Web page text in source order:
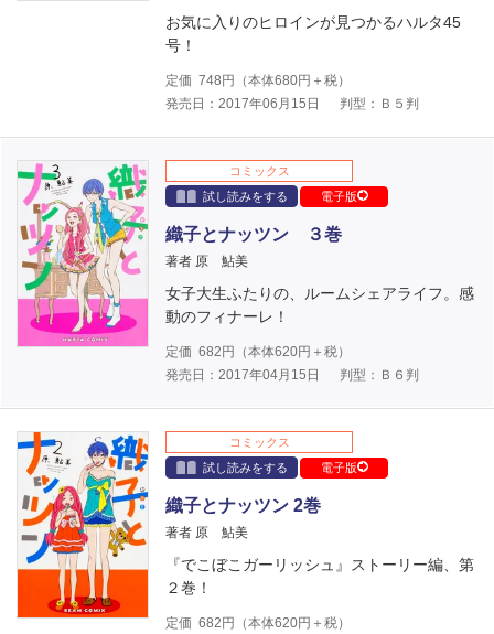
お気に入りのヒロインが見つかるハルタ45
号！
定価 748 円（本体680円＋税）
発売日：2017年06月15日
判型：Ｂ５判
コミックス
試し読みをする
電子版
織子とナッツン ３巻
著者 原 鮎美
女子大生ふたりの、ルームシェアライフ。感
動のフィナーレ！
定価 682 円（本体620円＋税）
発売日：2017年04月15日
判型：Ｂ６判
コミックス
試し読みをする
電子版
織子とナッツン 2巻
著者 原 鮎美
『でこぼこガーリッシュ』ストーリー編、第
２巻！
定価 682 円（本体620円＋税）